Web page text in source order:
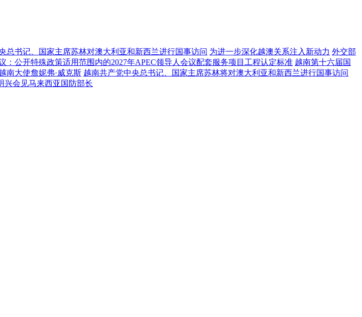
总书记、国家主席苏林对澳大利亚和新西兰进行国事访问 为进一步深化越澳关系注入新动力 外交部
：公开特殊政策适用范围内的2027年APEC领导人会议配套服务项目工程认定标准 越南第十六届国
南大使詹妮弗·威克斯 越南共产党中央总书记、国家主席苏林将对澳大利亚和新西兰进行国事访问
兴会见马来西亚国防部长